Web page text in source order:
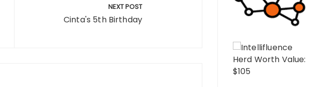
NEXT POST
Cinta's 5th Birthday